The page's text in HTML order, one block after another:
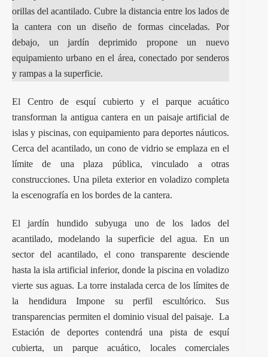
orillas del acantilado. Cubre la distancia entre los lados de
la cantera con un diseño de formas cinceladas. Por
debajo, un jardín deprimido propone un nuevo
equipamiento urbano en el área, conectado por senderos
y rampas a la superficie.
El Centro de esquí cubierto y el parque acuático
transforman la antigua cantera en un paisaje artificial de
islas y piscinas, con equipamiento para deportes náuticos.
Cerca del acantilado, un cono de vidrio se emplaza en el
límite de una plaza pública, vinculado a otras
construcciones. Una pileta exterior en voladizo completa
la escenografía en los bordes de la cantera.
El jardín hundido subyuga uno de los lados del
acantilado, modelando la superficie del agua. En un
sector del acantilado, el cono transparente desciende
hasta la isla artificial inferior, donde la piscina en voladizo
vierte sus aguas. La torre instalada cerca de los límites de
la hendidura Impone su perfil escultórico. Sus
transparencias permiten el dominio visual del paisaje. La
Estación de deportes contendrá una pista de esquí
cubierta, un parque acuático, locales comerciales